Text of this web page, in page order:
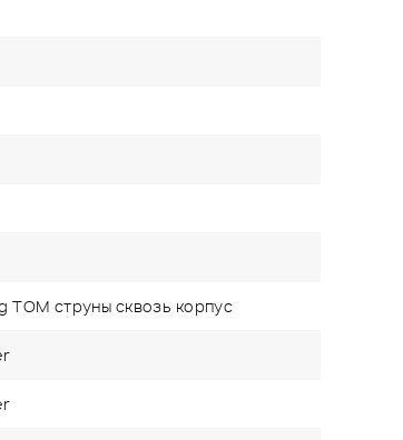
TOM струны сквозь корпус